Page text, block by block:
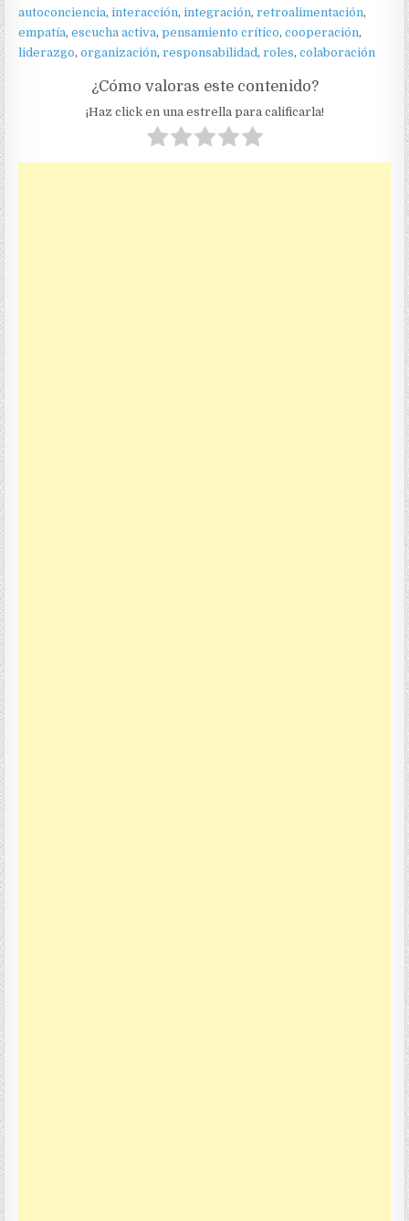
autoconciencia,interacción,integración,retroalimentación,
empatía,escucha activa,pensamiento crítico,cooperación,
liderazgo,organización,responsabilidad,roles,colaboración
¿Cómo valoras este contenido?
¡Haz click en una estrella para calificarla!